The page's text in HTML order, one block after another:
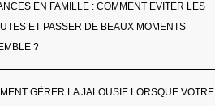
EN FAMILLE : COMMENT EVITER LES
ET PASSER DE BEAUX MOMENTS
?
GÉRER LA JALOUSIE LORSQUE VOTRE